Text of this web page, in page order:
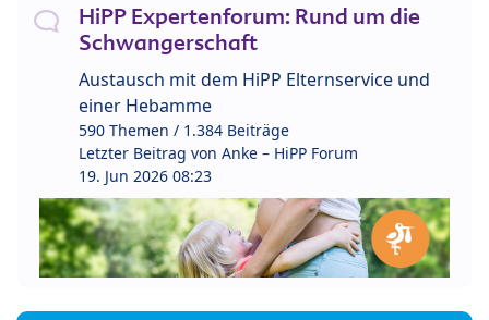
HiPP Expertenforum: Rund um die
Schwangerschaft
Austausch mit dem HiPP Elternservice und
einer Hebamme
590 Themen / 1.384 Beiträge
Letzter Beitrag von Anke – HiPP Forum
19. Jun 2026 08:23